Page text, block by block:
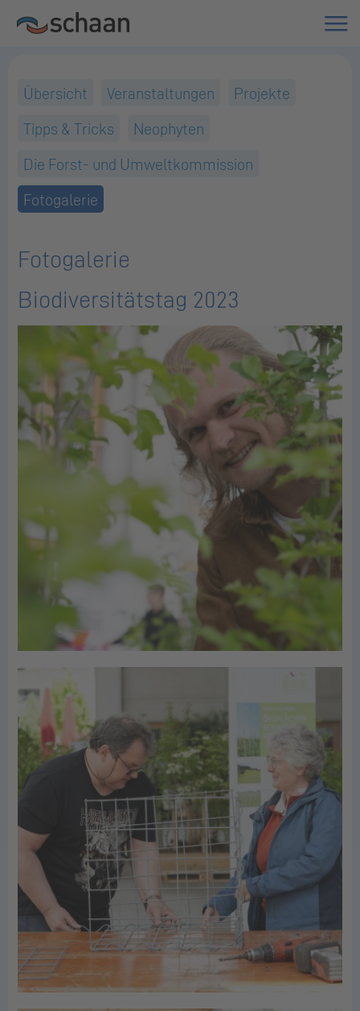
Übersicht Veranstaltungen
Projekte
Tipps & Tricks
Neophyten
Die Forst- und Umweltkommission
Fotogalerie
Fotogalerie
Biodiversitätstag 2023